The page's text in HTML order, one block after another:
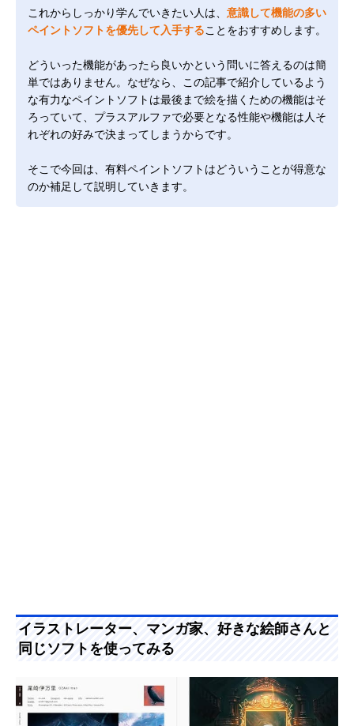
これからしっかり学んでいきたい人は、 意識して機能の多い
ペイントソフトを優先して入手することをおすすめします。
どういった機能があったら良いかという問いに答えるのは簡
単ではありません。なぜなら、この記事で紹介しているよう
な有力なペイントソフトは最後まで絵を描くための機能はそ
ろっていて、プラスアルファで必要となる性能や機能は人そ
れぞれの好みで決まってしまうからです。
そこで今回は、有料ペイントソフトはどういうことが得意な
のか補足して説明していきます。
イラストレーター、マンガ家、好きな絵師さんと
同じソフトを使ってみる